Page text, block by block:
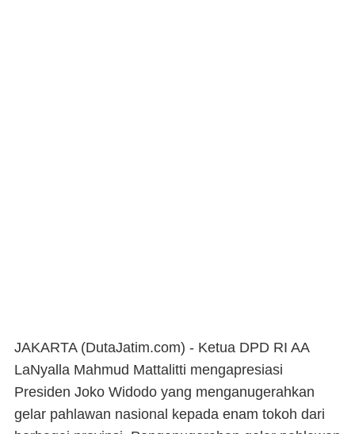
JAKARTA (DutaJatim.com) - Ketua DPD RI AA
LaNyalla Mahmud Mattalitti mengapresiasi
Presiden Joko Widodo yang menganugerahkan
gelar pahlawan nasional kepada enam tokoh dari